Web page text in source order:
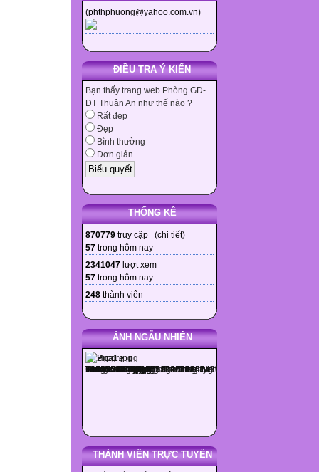
(phthphuong@yahoo.com.vn)
ĐIỀU TRA Ý KIẾN
Bạn thấy trang web Phòng GD-
ĐT Thuận An như thế nào ?
Rất đẹp
Đẹp
Bình thường
Đơn giản
THỐNG KÊ
870779 truy cập (chi tiết)
57 trong hôm nay
2341047 lượt xem
57 trong hôm nay
248 thành viên
ẢNH NGẪU NHIÊN
THÀNH VIÊN TRỰC TUYẾN